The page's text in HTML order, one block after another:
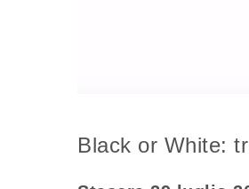
Black or White: